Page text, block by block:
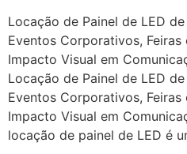
Locação de Painel de LED
Eventos Corporativos,
Impacto Visual em
Locação de Painel de LED
Eventos Corporativos,
Impacto Visual em
locação de painel de LED é